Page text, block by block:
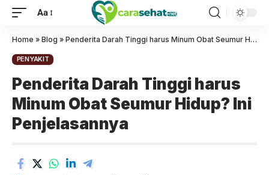
Aa
Home » Blog » Penderita Darah Tinggi harus Minum Obat Seumur Hidup? Ini Penjelasannya
PENYAKIT
Penderita Darah Tinggi harus
Minum Obat Seumur Hidup? Ini
Penjelasannya